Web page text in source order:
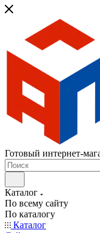
Готовый интернет-
Каталог
По всему сайту
По каталогу
Каталог